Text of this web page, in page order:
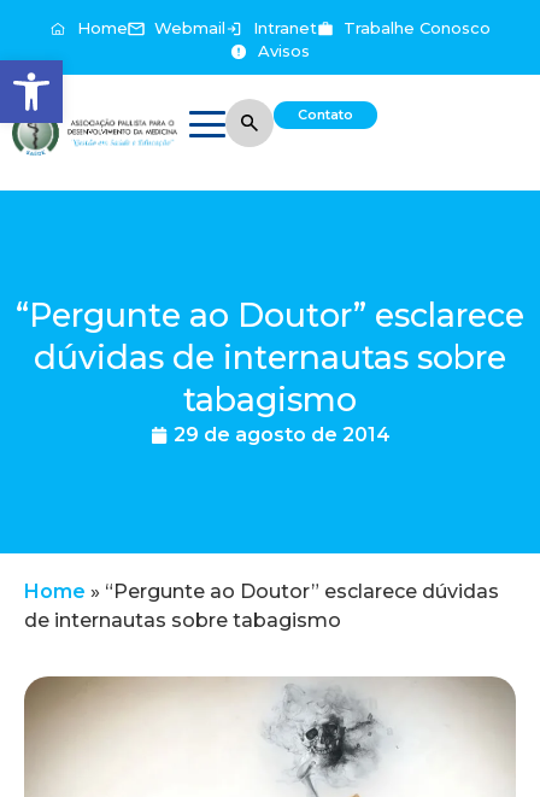
Abrir a barra de ferramentas
Home Webmail Intranet
Trabalhe Conosco
Avisos
Contato
“Pergunte ao Doutor” esclarece
dúvidas de internautas sobre
tabagismo
29 de agosto de 2014
Home » “Pergunte ao Doutor” esclarece dúvidas
de internautas sobre tabagismo